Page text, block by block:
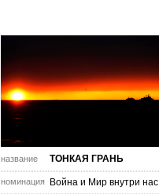
название ТОНКАЯ ГРАНЬ
номинация Война и Мир внутри нас